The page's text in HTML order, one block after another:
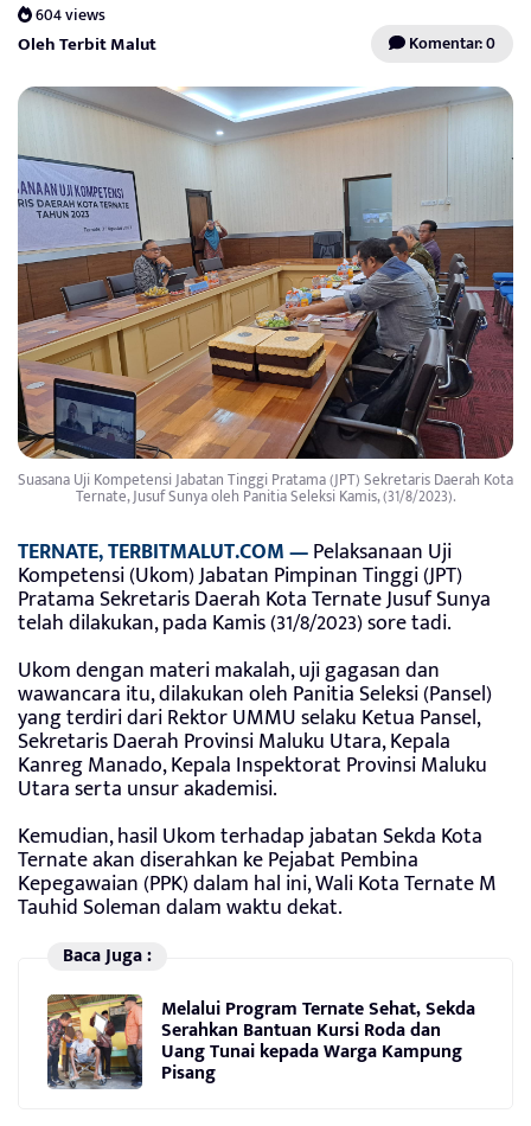
604 views
Oleh Terbit Malut Komentar: 0
Suasana Uji Kompetensi Jabatan Tinggi Pratama (JPT) Sekretaris Daerah Kota
Ternate, Jusuf Sunya oleh Panitia Seleksi Kamis, (31/8/2023).
TERNATE, TERBITMALUT.COM —Pelaksanaan Uji
Kompetensi (Ukom) Jabatan Pimpinan Tinggi (JPT)
Pratama Sekretaris Daerah Kota Ternate Jusuf Sunya
telah dilakukan, pada Kamis (31/8/2023) sore tadi.
Ukom dengan materi makalah, uji gagasan dan
wawancara itu, dilakukan oleh Panitia Seleksi (Pansel)
yang terdiri dari Rektor UMMU selaku Ketua Pansel,
Sekretaris Daerah Provinsi Maluku Utara, Kepala
Kanreg Manado, Kepala Inspektorat Provinsi Maluku
Utara serta unsur akademisi.
Kemudian, hasil Ukom terhadap jabatan Sekda Kota
Ternate akan diserahkan ke Pejabat Pembina
Kepegawaian (PPK) dalam hal ini, Wali Kota Ternate M
Tauhid Soleman dalam waktu dekat.
Baca Juga :
Melalui Program Ternate Sehat, Sekda
Serahkan Bantuan Kursi Roda dan
Uang Tunai kepada Warga Kampung
Pisang